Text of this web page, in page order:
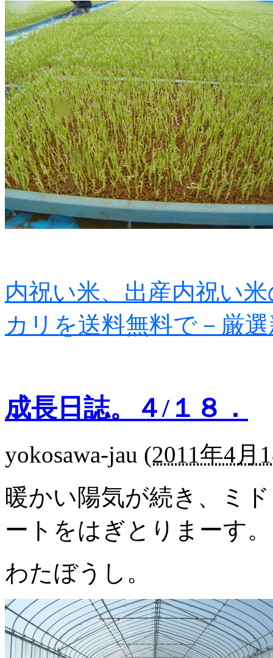
内祝い米、出産内祝い
カリを送料無料で－厳
成長日誌。４/１８．
yokosawa-jau (2011年4月
暖かい陽気が続き、ミ
ートをはぎとりまーす。
わたぼうし。